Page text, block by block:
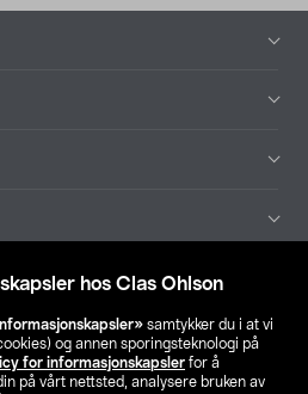
hos Clas Ohlson
samtykker du i at vi
og annen sporingsteknologi på
for informasjonskapsler for å
på vårt nettsted, analysere bruken av
din butikk